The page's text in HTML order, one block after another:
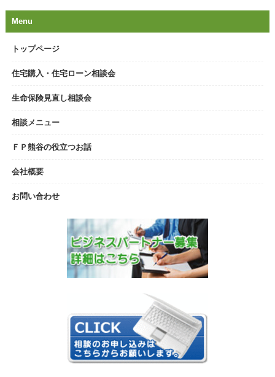
Menu
トップページ
住宅購入・住宅ローン相談会
生命保険見直し相談会
相談メニュー
ＦＰ熊谷の役立つお話
会社概要
お問い合わせ